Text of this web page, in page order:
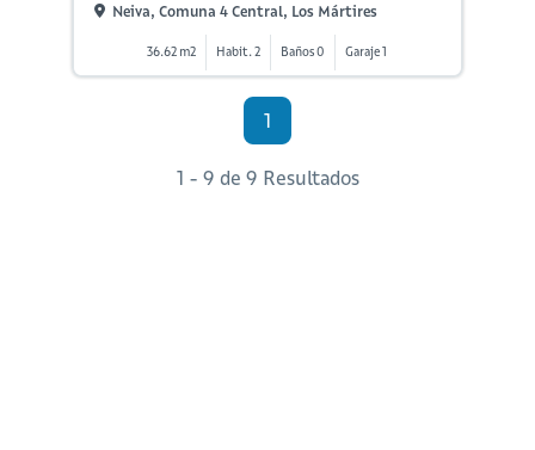
Neiva, Comuna 4 Central, Los Mártires
36.62 m2 Habit. 2 Baños 0 Garaje 1
1
1 - 9 de 9 Resultados